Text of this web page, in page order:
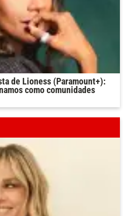
de Lioness (Paramount+):
como comunidades